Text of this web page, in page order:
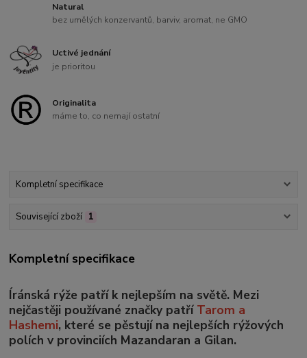
Natural
bez umělých konzervantů, barviv, aromat, ne GMO
Uctivé jednání
je prioritou
Originalita
máme to, co nemají ostatní
Kompletní specifikace
Související zboží 1
Kompletní specifikace
Íránská rýže patří k nejlepším na světě. Mezi
nejčastěji používané značky patří Tarom a
Hashemi, které se pěstují na nejlepších rýžových
polích v provinciích Mazandaran a Gilan.